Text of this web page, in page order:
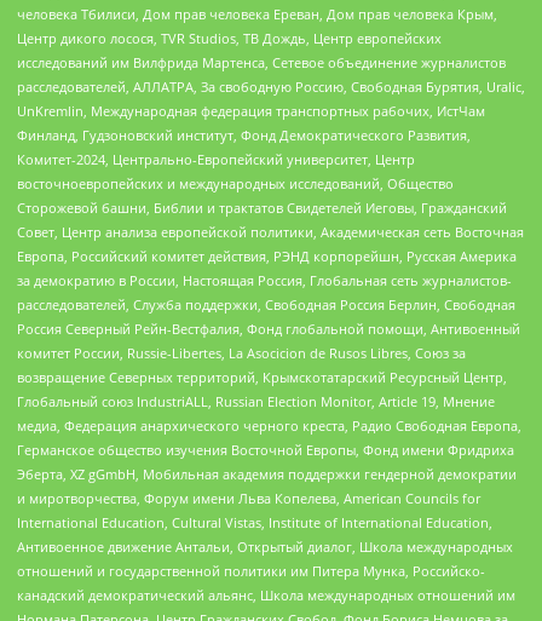
человека Тбилиси, Дом прав человека Ереван, Дом прав человека Крым,
Центр дикого лосося, TVR Studios, ТВ Дождь, Центр европейских
исследований им Вилфрида Мартенса, Сетевое объединение журналистов
расследователей, АЛЛАТРА, За свободную Россию, Свободная Бурятия, Uralic,
UnKremlin, Международная федерация транспортных рабочих, ИстЧам
Финланд, Гудзоновский институт, Фонд Демократического Развития,
Комитет-2024, Центрально-Европейский университет, Центр
восточноевропейских и международных исследований, Общество
Сторожевой башни, Библии и трактатов Свидетелей Иеговы, Гражданский
Совет, Центр анализа европейской политики, Академическая сеть Восточная
Европа, Российский комитет действия, РЭНД корпорейшн, Русская Америка
за демократию в России, Настоящая Россия, Глобальная сеть журналистов-
расследователей, Служба поддержки, Свободная Россия Берлин, Свободная
Россия Северный Рейн-Вестфалия, Фонд глобальной помощи, Антивоенный
комитет России, Russie-Libertes, La Asocicion de Rusos Libres, Союз за
возвращение Северных территорий, Крымскотатарский Ресурсный Центр,
Глобальный союз IndustriALL, Russian Election Monitor, Article 19, Мнение
медиа, Федерация анархического черного креста, Радио Свободная Европа,
Германское общество изучения Восточной Европы, Фонд имени Фридриха
Эберта, XZ gGmbH, Мобильная академия поддержки гендерной демократии
и миротворчества, Форум имени Льва Копелева, American Councils for
International Education, Cultural Vistas, Institute of International Education,
Антивоенное движение Антальи, Открытый диалог, Школа международных
отношений и государственной политики им Питера Мунка, Российско-
канадский демократический альянс, Школа международных отношений им